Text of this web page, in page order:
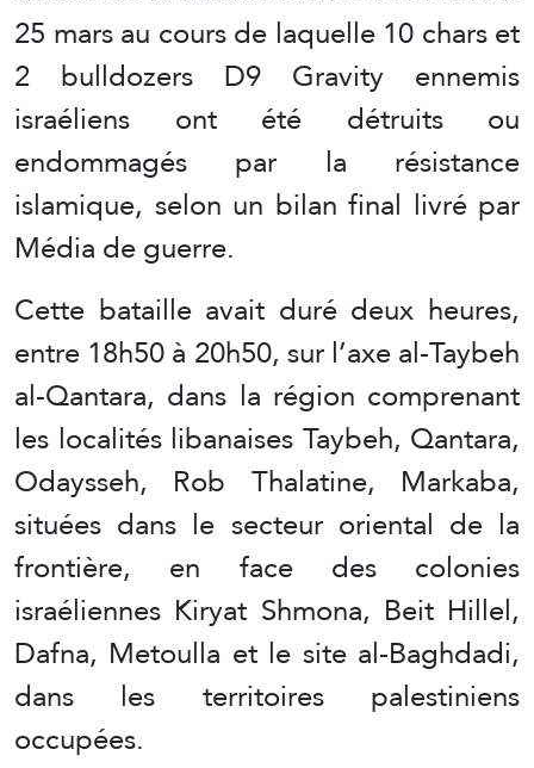
25 mars au cours de laquelle 10 chars et
2 bulldozers D9 Gravity ennemis
israéliens ont été détruits ou
endommagés par la résistance
islamique, selon un bilan final livré par
Média de guerre.
Cette bataille avait duré deux heures,
entre 18h50 à 20h50, sur l’axe al-Taybeh
al-Qantara, dans la région comprenant
les localités libanaises Taybeh, Qantara,
Odaysseh, Rob Thalatine, Markaba,
situées dans le secteur oriental de la
frontière, en face des colonies
israéliennes Kiryat Shmona, Beit Hillel,
Dafna, Metoulla et le site al-Baghdadi,
dans les territoires palestiniens
occupées.